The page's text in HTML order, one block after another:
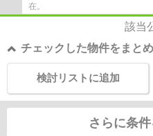
在。
該当
チェックした物件をまと
検討リストに追加
さらに条